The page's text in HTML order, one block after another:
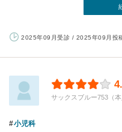
2025年09月受診 / 2025年09月投
サックスブルー753（
小児科